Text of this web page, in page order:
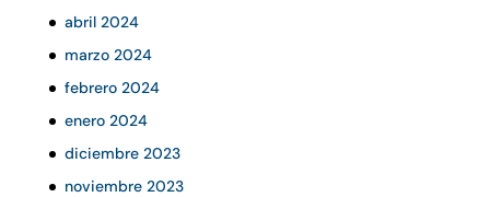
abril 2024
marzo 2024
febrero 2024
enero 2024
diciembre 2023
noviembre 2023